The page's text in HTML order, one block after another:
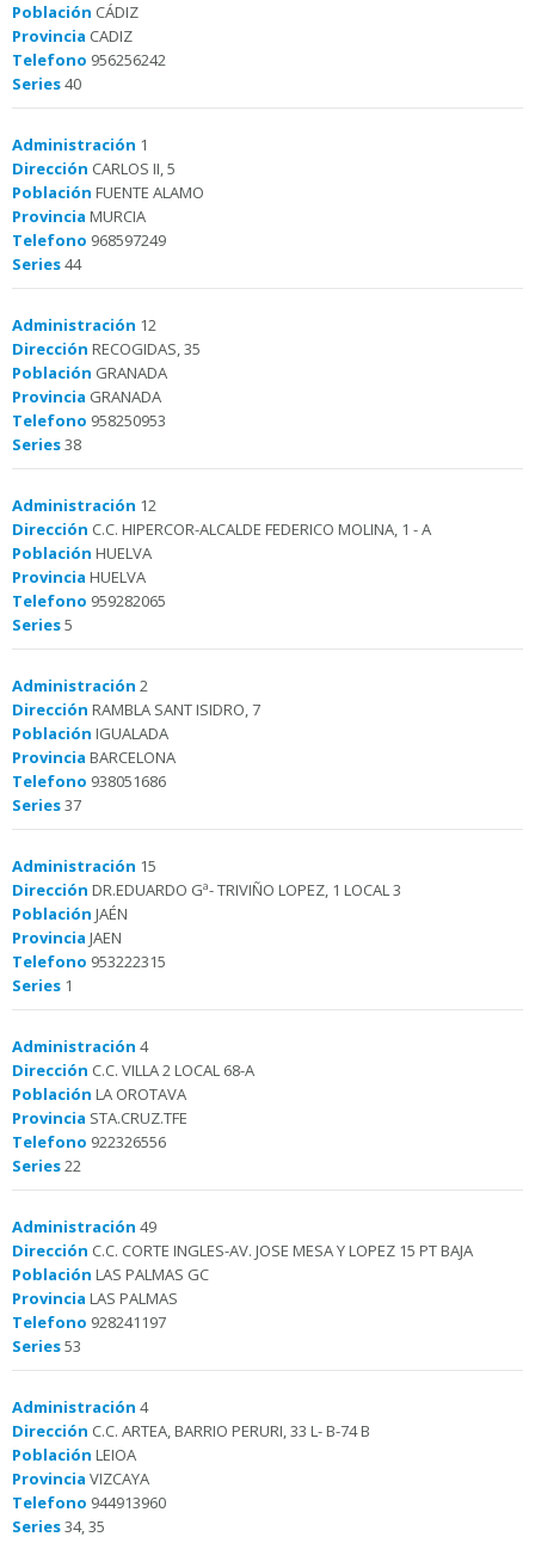
Población CÁDIZ
Provincia CADIZ
Telefono 956256242
Series40
Administración 1
Dirección CARLOS II, 5
Población FUENTE ALAMO
Provincia MURCIA
Telefono 968597249
Series44
Administración 12
Dirección RECOGIDAS, 35
Población GRANADA
Provincia GRANADA
Telefono 958250953
Series38
Administración 12
Dirección C.C. HIPERCOR-ALCALDE FEDERICO MOLINA, 1 - A
Población HUELVA
Provincia HUELVA
Telefono 959282065
Series5
Administración 2
Dirección RAMBLA SANT ISIDRO, 7
Población IGUALADA
Provincia BARCELONA
Telefono 938051686
Series37
Administración 15
Dirección DR.EDUARDO Gª- TRIVIÑO LOPEZ, 1 LOCAL 3
Población JAÉN
Provincia JAEN
Telefono 953222315
Series 1
Administración 4
Dirección C.C. VILLA 2 LOCAL 68-A
Población LA OROTAVA
Provincia STA.CRUZ.TFE
Telefono 922326556
Series22
Administración 49
Dirección C.C. CORTE INGLES-AV. JOSE MESA Y LOPEZ 15 PT BAJA
Población LAS PALMAS GC
Provincia LAS PALMAS
Telefono 928241197
Series53
Administración 4
Dirección C.C. ARTEA, BARRIO PERURI, 33 L- B-74 B
Población LEIOA
Provincia VIZCAYA
Telefono 944913960
Series34, 35